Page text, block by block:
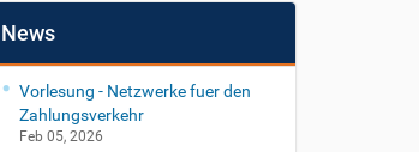
News
Vorlesung - Netzwerke fuer den
Zahlungsverkehr
Feb 05, 2026